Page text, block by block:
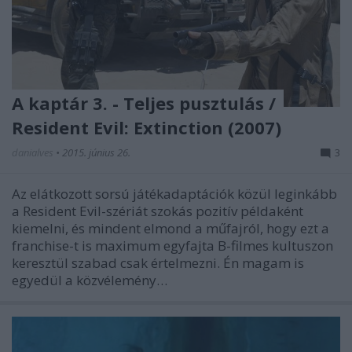
A kaptár 3. - Teljes pusztulás /
Resident Evil: Extinction (2007)
• 2015. június 26. 3
Az elátkozott sorsú játékadaptációk közül leginkább
a Resident Evil-szériát szokás pozitív példaként
kiemelni, és mindent elmond a műfajról, hogy ezt a
franchise-t is maximum egyfajta B-filmes kultuszon
keresztül szabad csak értelmezni. Én magam is
egyedül a közvélemény…